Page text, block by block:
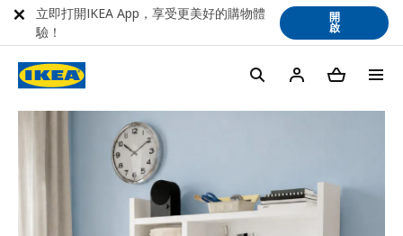
立即打開IKEA App，享受更美好的購物體
驗！
開
啟